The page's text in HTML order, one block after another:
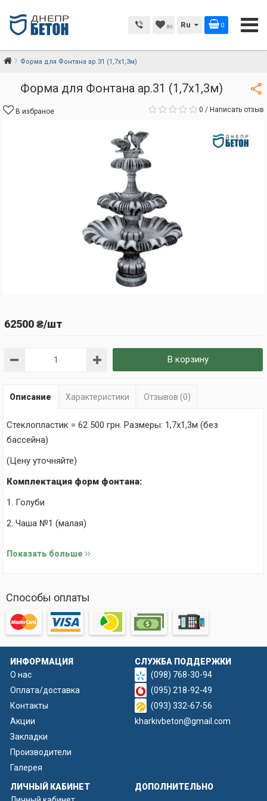
(0) Ru 0
Форма для Фонтана ар.31 (1,7х1,3м)
Форма для Фонтана ар.31 (1,7х1,3м)
В избраное 0 / Написать отзыв
62500 ₴/шт
В корзину
Описание Характеристики Отзывов (0)
Стеклопластик = 62 500 грн. Размеры: 1,7х1,3м (без
бассейна)
(Цену уточняйте)
Комплектация форм фонтана:
1. Голуби
2. Чаша №1 (малая)
Показать больше
Способы оплаты
ИНФОРМАЦИЯ
О нас
Оплата/доставка
Контакты
Акции
Закладки
Производители
Галерея
СЛУЖБА ПОДДЕРЖКИ
(098) 768-30-94
(095) 218-92-49
(093) 332-67-56
kharkivbeton@gmail.com
ЛИЧНЫЙ КАБИНЕТ
ДОПОЛНИТЕЛЬНО